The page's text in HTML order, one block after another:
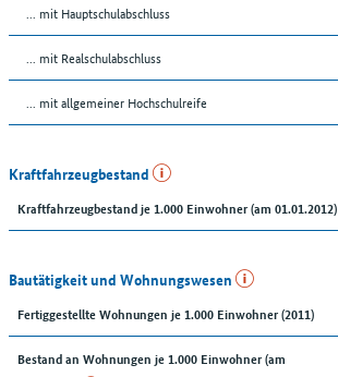
... mit Hauptschulabschluss
... mit Realschulabschluss
... mit allgemeiner Hochschulreife
Kraftfahrzeugbestand
Kraftfahrzeugbestand je 1.000 Einwohner (am 01.01.2012)
Bautätigkeit und Wohnungswesen
Fertiggestellte Wohnungen je 1.000 Einwohner (2011)
Bestand an Wohnungen je 1.000 Einwohner (am